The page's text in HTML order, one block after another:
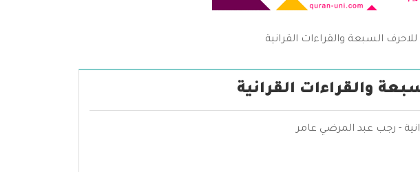
السبعة والقراءات القرانية
والقراءات القرانية
- رجب عبد المرضي عامر